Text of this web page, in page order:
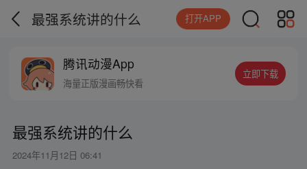
最强系统讲的什么 打开APP
腾讯动漫App
海量正版漫画畅快看
立即下载
最强系统讲的什么
2024年11月12日 06:41